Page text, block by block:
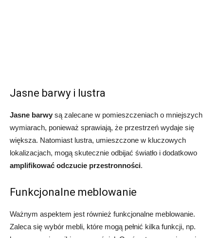
Jasne barwy i lustra
Jasne barwy są zalecane w pomieszczeniach o mniejszych
wymiarach, ponieważ sprawiają, że przestrzeń wydaje się
większa. Natomiast lustra, umieszczone w kluczowych
lokalizacjach, mogą skutecznie odbijać światło i dodatkowo
amplifikować odczucie przestronności.
Funkcjonalne meblowanie
Ważnym aspektem jest również funkcjonalne meblowanie.
Zaleca się wybór mebli, które mogą pełnić kilka funkcji, np.